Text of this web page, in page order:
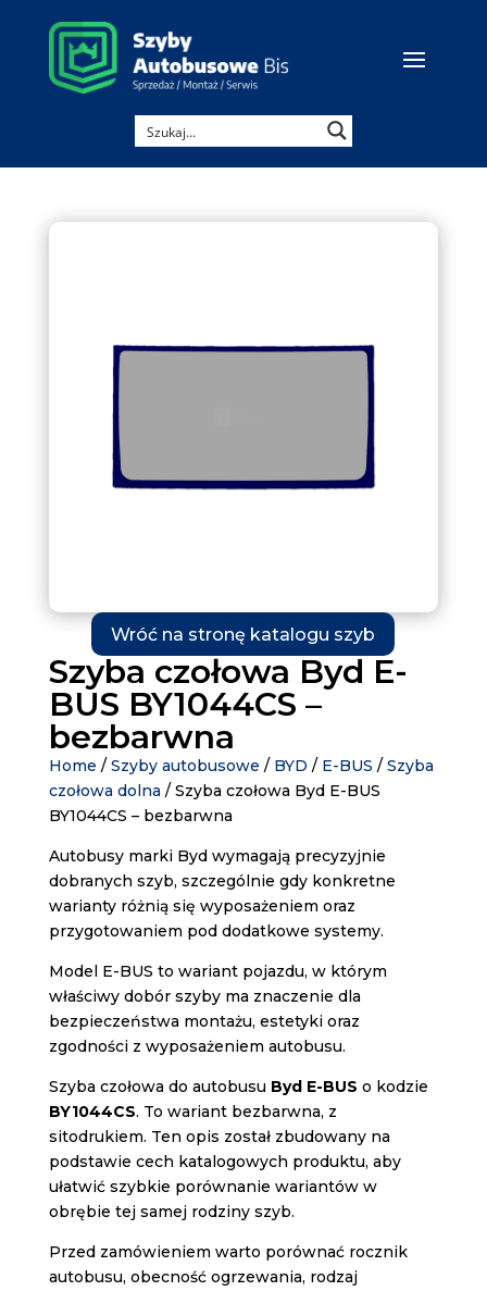
Wróć na stronę katalogu szyb
Szyba czołowa Byd E-
BUS BY1044CS –
bezbarwna
Home / Szyby autobusowe / BYD / E-BUS / Szyba
czołowa dolna / Szyba czołowa Byd E-BUS
BY1044CS – bezbarwna
Autobusy marki Byd wymagają precyzyjnie
dobranych szyb, szczególnie gdy konkretne
warianty różnią się wyposażeniem oraz
przygotowaniem pod dodatkowe systemy.
Model E-BUS to wariant pojazdu, w którym
właściwy dobór szyby ma znaczenie dla
bezpieczeństwa montażu, estetyki oraz
zgodności z wyposażeniem autobusu.
Szyba czołowa do autobusu Byd E-BUS o kodzie
BY1044CS. To wariant bezbarwna, z
sitodrukiem. Ten opis został zbudowany na
podstawie cech katalogowych produktu, aby
ułatwić szybkie porównanie wariantów w
obrębie tej samej rodziny szyb.
Przed zamówieniem warto porównać rocznik
autobusu, obecność ogrzewania, rodzaj